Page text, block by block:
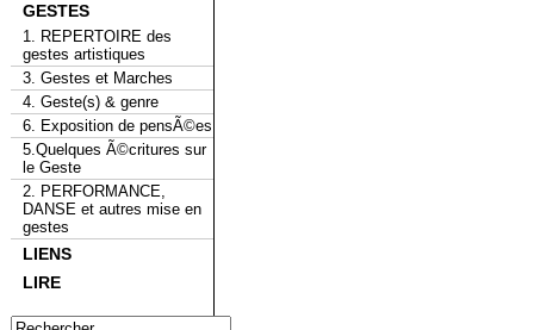
GESTES
1. REPERTOIRE des
gestes artistiques
3. Gestes et Marches
4. Geste(s) & genre
6. Exposition de pensÃ©es
5.Quelques Ã©critures sur
le Geste
2. PERFORMANCE,
DANSE et autres mise en
gestes
LIENS
LIRE